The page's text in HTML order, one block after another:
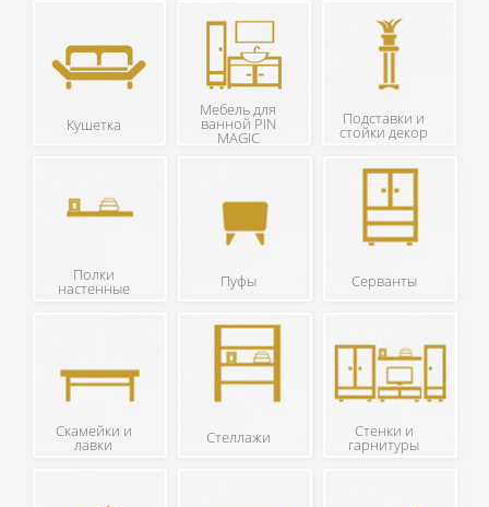
Кушетка
Мебель для
ванной PIN
MAGIC
Подставки и
стойки декор
Полки
настенные Пуфы Серванты
Скамейки и
лавки Стеллажи Стенки и
гарнитуры